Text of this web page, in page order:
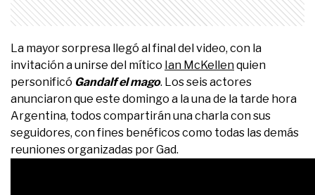
La mayor sorpresa llegó al final del video, con la
invitación a unirse del mítico Ian McKellenquien
personificó Gandalf el mago. Los seis actores
anunciaron que este domingo a la una de la tarde hora
Argentina, todos compartirán una charla con sus
seguidores, con fines benéficos como todas las demás
reuniones organizadas por Gad.